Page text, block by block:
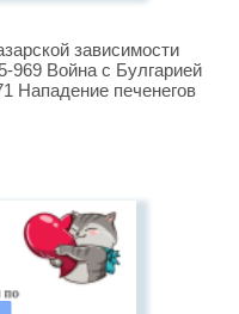
зависимости
969 Война с Булгарией
Нападение печенегов